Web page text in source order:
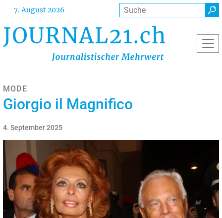
Direkt
Inhalt
7. August 2026 Suche
MODE
Giorgio il Magnifico
4. September 2025